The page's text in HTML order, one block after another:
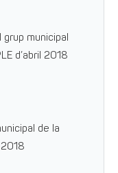
municipal
d’abril 2018
de la